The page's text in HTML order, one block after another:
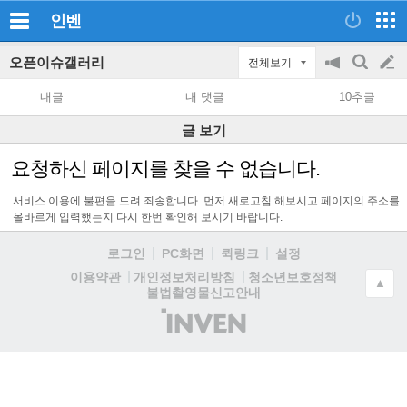
인벤
오픈이슈갤러리 전체보기
공
지
on/off
검
색
글
쓰
기
내글 내 댓글 10추글
글 보기
요청하신 페이지를 찾을 수 없습니다.
서비스 이용에 불편을 드려 죄송합니다. 먼저 새로고침 해보시고 페이지의 주소를
올바르게 입력했는지 다시 한번 확인해 보시기 바랍니다.
로그인 PC화면 퀵링크
설정
이용약관
개인정보처리방침
청소년보호정책
불법촬영물신고안내
(주)
인
▲